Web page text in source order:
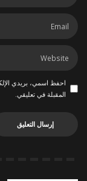
احفظ اسمي، بريدي
المقبلة في تعليقي.